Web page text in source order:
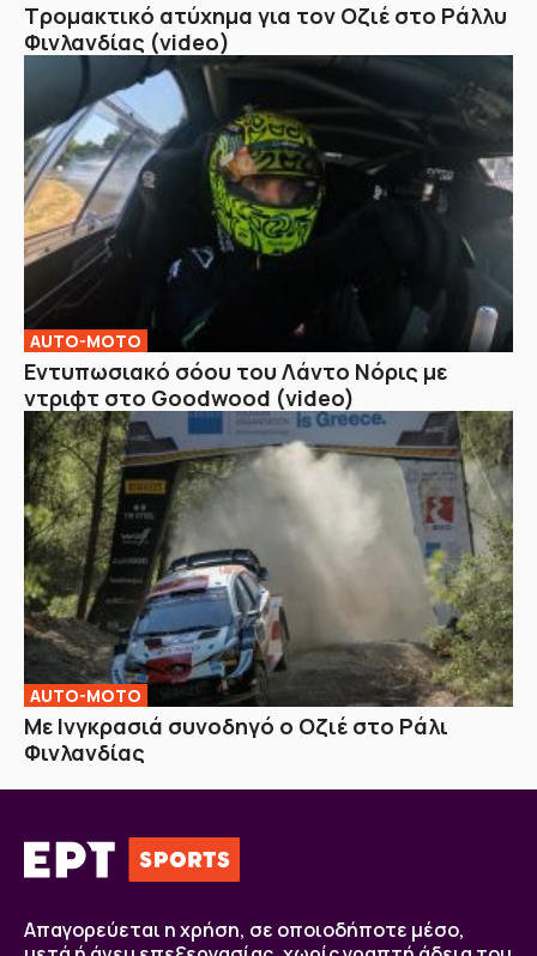
Τρομακτικό ατύχημα για τον Οζιέ στο Ράλλυ
Φινλανδίας (video)
AUTO-MOTO
Εντυπωσιακό σόου του Λάντο Νόρις με
ντριφτ στο Goodwood (video)
AUTO-MOTO
Με Ινγκρασιά συνοδηγό ο Οζιέ στο Ράλι
Φινλανδίας
Απαγορεύεται η χρήση, σε οποιοδήποτε μέσο,